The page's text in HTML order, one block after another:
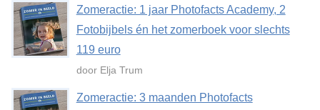
Zomeractie: 1 jaar Photofacts Academy, 2
Fotobijbels én het zomerboek voor slechts
119 euro
door Elja Trum
Zomeractie: 3 maanden Photofacts